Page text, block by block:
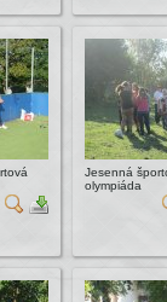
Jesenná
olympiáda